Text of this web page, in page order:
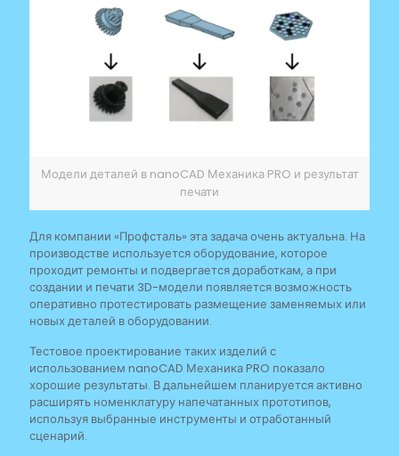
Модели деталей в nanoCAD Механика PRO и результат
печати
Для компании «Профсталь» эта задача очень актуальна. На
производстве используется оборудование, которое
проходит ремонты и подвергается доработкам, а при
создании и печати 3D-модели появляется возможность
оперативно протестировать размещение заменяемых или
новых деталей в оборудовании.
Тестовое проектирование таких изделий с
использованием nanoCAD Механика PRO показало
хорошие результаты. В дальнейшем планируется активно
расширять номенклатуру напечатанных прототипов,
используя выбранные инструменты и отработанный
сценарий.